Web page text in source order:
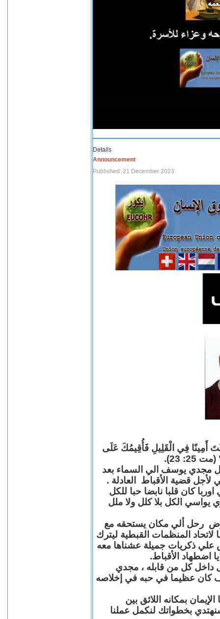
Details
Announcement
Published: 21 December 2023
أَمِينًا فِي الْقَلِيلِ فَأُقِيمُكَ عَلَى
23).
مجدي يوسف الي السماء بعد
قضية الأقباط العادلة .
كان قلبا نابضا حبا للكل
يواسي الكل بلا كلل ولا ملل
رحل ألي مكان يستحقه مع
المنظمات القبطية ليترك
علي ذكريات جميلة عشناها معه
اضطهاد الأقباط.
داخل كل من قابله ، مجدي
عظيما في حبه في إخلاصه
بمكانه اللائق بين
بخطواتك لنكمل عملنا